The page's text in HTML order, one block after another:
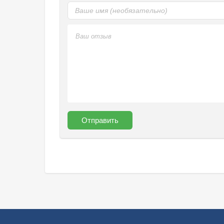
Отправить